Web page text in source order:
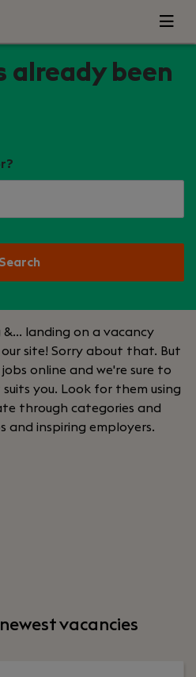
already been
Search
&… landing on a vacancy
site! Sorry about that. But
online and we're sure to
you. Look for them using
through categories and
and inspiring employers.
vacancies